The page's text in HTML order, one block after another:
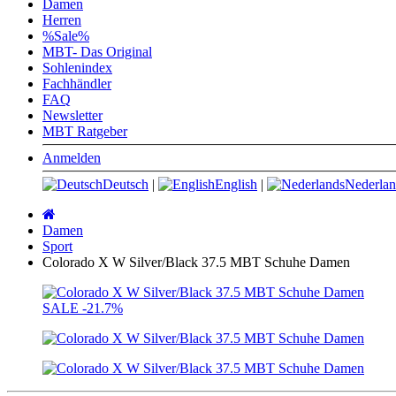
Damen
Herren
%Sale%
MBT- Das Original
Sohlenindex
Fachhändler
FAQ
Newsletter
MBT Ratgeber
Anmelden
Deutsch | English |
Damen
Sport
Colorado X W Silver/Black 37.5 MBT Schuhe Damen
SALE -21.7%